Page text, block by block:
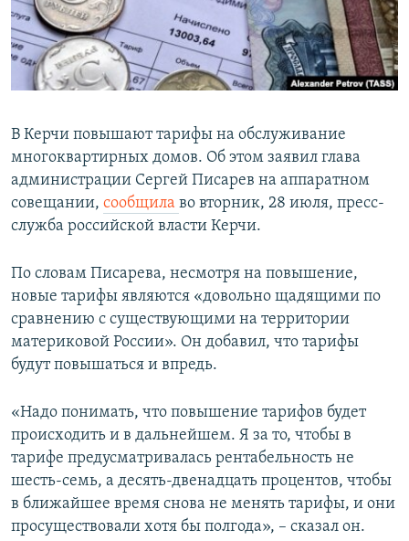
ПОБЕДИТЕЛЕЙ НЕ СУДЯТ?
КРЫМ.НЕПОКОРЕННЫЙ
ELIFBE
ПРИСОЕДИНЯЙТЕСЬ!
Все сайты RFE/RL
В Керчи повышают тарифы на обслуживание
многоквартирных домов. Об этом заявил глава
администрации Сергей Писарев на аппаратном
совещании, сообщила во вторник, 28 июля, пресс-
служба российской власти Керчи.
По словам Писарева, несмотря на повышение,
новые тарифы являются «довольно щадящими по
сравнению с существующими на территории
материковой России». Он добавил, что тарифы
будут повышаться и впредь.
«Надо понимать, что повышение тарифов будет
происходить и в дальнейшем. Я за то, чтобы в
тарифе предусматривалась рентабельность не
шесть-семь, а десять-двенадцать процентов, чтобы
в ближайшее время снова не менять тарифы, и они
просуществовали хотя бы полгода», – сказал он.